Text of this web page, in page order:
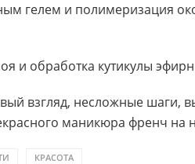
гелем и полимеризация
и обработка кутикулы
взгляд, несложные шаги,
маникюра френч на
КРАСОТА